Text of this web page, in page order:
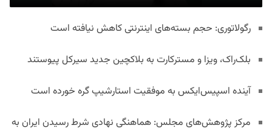
رگولاتوری: حجم بسته‌های اینترنتی کاهش نیافته است
بلک‌راک، ویزا و مسترکارت به بلاکچین جدید سیرکل پیوستند
آینده اسپیس‌ایکس به موفقیت استارشیپ گره خورده است
مرکز پژوهش‌های مجلس: هماهنگی نهادی شرط رسیدن ایران به